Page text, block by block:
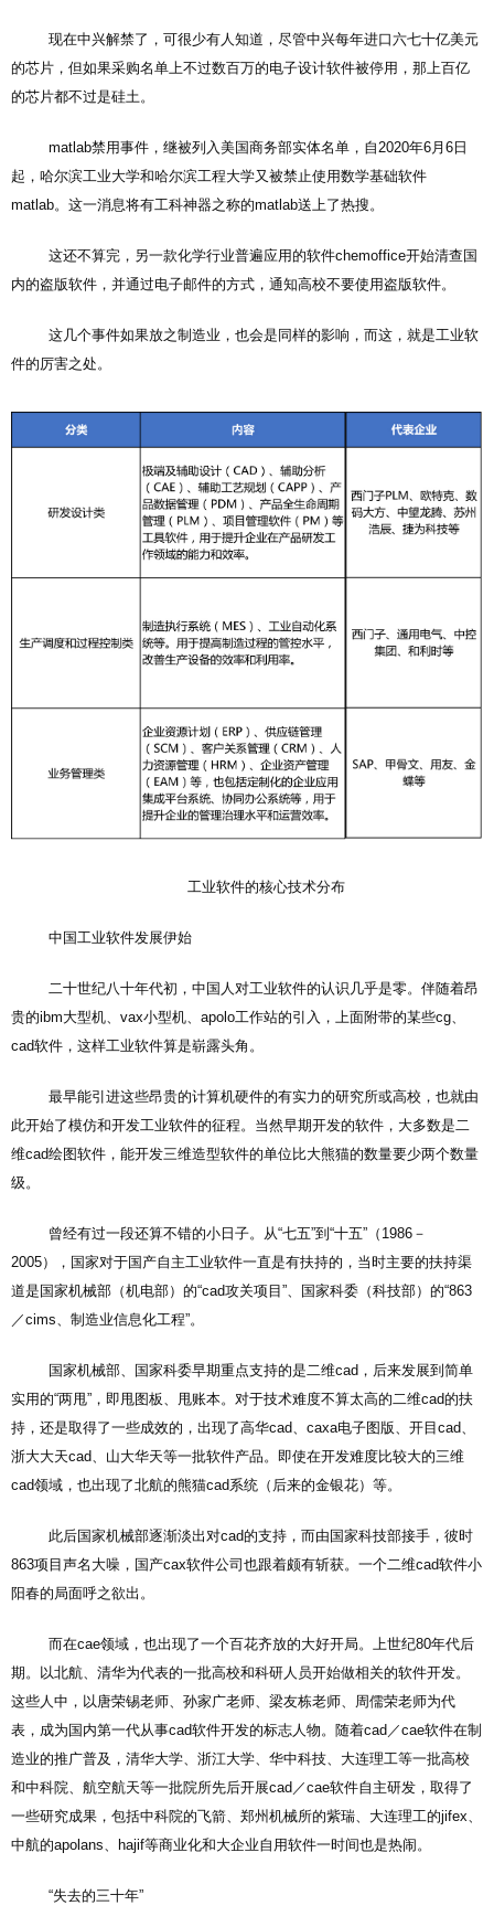
现在中兴解禁了，可很少有人知道，尽管中兴每年进口六七十亿美元
的芯片，但如果采购名单上不过数百万的电子设计软件被停用，那上百亿
的芯片都不过是硅土。
matlab禁用事件，继被列入美国商务部实体名单，自2020年6月6日
起，哈尔滨工业大学和哈尔滨工程大学又被禁止使用数学基础软件
matlab。这一消息将有工科神器之称的matlab送上了热搜。
这还不算完，另一款化学行业普遍应用的软件chemoffice开始清查国
内的盗版软件，并通过电子邮件的方式，通知高校不要使用盗版软件。
这几个事件如果放之制造业，也会是同样的影响，而这，就是工业软
件的厉害之处。
工业软件的核心技术分布
中国工业软件发展伊始
二十世纪八十年代初，中国人对工业软件的认识几乎是零。伴随着昂
贵的ibm大型机、vax小型机、apolo工作站的引入，上面附带的某些cg、
cad软件，这样工业软件算是崭露头角。
最早能引进这些昂贵的计算机硬件的有实力的研究所或高校，也就由
此开始了模仿和开发工业软件的征程。当然早期开发的软件，大多数是二
维cad绘图软件，能开发三维造型软件的单位比大熊猫的数量要少两个数量
级。
曾经有过一段还算不错的小日子。从“七五”到“十五”（1986－
2005），国家对于国产自主工业软件一直是有扶持的，当时主要的扶持渠
道是国家机械部（机电部）的“cad攻关项目”、国家科委（科技部）的“863
／cims、制造业信息化工程”。
国家机械部、国家科委早期重点支持的是二维cad，后来发展到简单
实用的“两甩”，即甩图板、甩账本。对于技术难度不算太高的二维cad的扶
持，还是取得了一些成效的，出现了高华cad、caxa电子图版、开目cad、
浙大大天cad、山大华天等一批软件产品。即使在开发难度比较大的三维
cad领域，也出现了北航的熊猫cad系统（后来的金银花）等。
此后国家机械部逐渐淡出对cad的支持，而由国家科技部接手，彼时
863项目声名大噪，国产cax软件公司也跟着颇有斩获。一个二维cad软件小
阳春的局面呼之欲出。
而在cae领域，也出现了一个百花齐放的大好开局。上世纪80年代后
期。以北航、清华为代表的一批高校和科研人员开始做相关的软件开发。
这些人中，以唐荣锡老师、孙家广老师、梁友栋老师、周儒荣老师为代
表，成为国内第一代从事cad软件开发的标志人物。随着cad／cae软件在制
造业的推广普及，清华大学、浙江大学、华中科技、大连理工等一批高校
和中科院、航空航天等一批院所先后开展cad／cae软件自主研发，取得了
一些研究成果，包括中科院的飞箭、郑州机械所的紫瑞、大连理工的jifex、
中航的apolans、hajif等商业化和大企业自用软件一时间也是热闹。
“失去的三十年”